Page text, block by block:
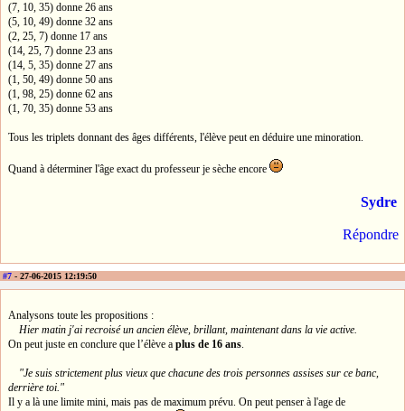
(7, 10, 35) donne 26 ans
(5, 10, 49) donne 32 ans
(2, 25, 7) donne 17 ans
(14, 25, 7) donne 23 ans
(14, 5, 35) donne 27 ans
(1, 50, 49) donne 50 ans
(1, 98, 25) donne 62 ans
(1, 70, 35) donne 53 ans
Tous les triplets donnant des âges différents, l'élève peut en déduire une minoration.
Quand à déterminer l'âge exact du professeur je sèche encore
Sydre
Répondre
#7 - 27-06-2015 12:19:50
Analysons toute les propositions :
Hier matin j'ai recroisé un ancien élève, brillant, maintenant dans la vie active.
On peut juste en conclure que l’élève a plus de 16 ans
"Je suis strictement plus vieux que chacune des trois personnes assises sur ce banc,
derrière toi."
Il y a là une limite mini, mais pas de maximum prévu. On peut penser à l'age de